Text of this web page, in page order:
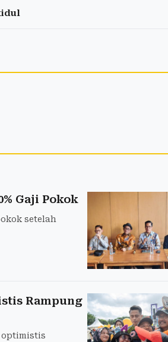
Gaji Pokok
setelah
Rampung
optimistis